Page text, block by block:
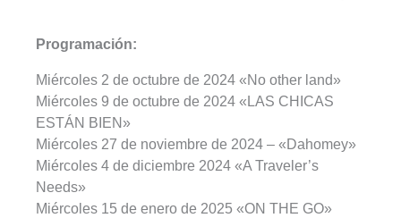
Programación:
Miércoles 2 de octubre de 2024 «No other land»
Miércoles 9 de octubre de 2024 «LAS CHICAS
ESTÁN BIEN»
Miércoles 27 de noviembre de 2024 – «Dahomey»
Miércoles 4 de diciembre 2024 «A Traveler’s
Needs»
Miércoles 15 de enero de 2025 «ON THE GO»